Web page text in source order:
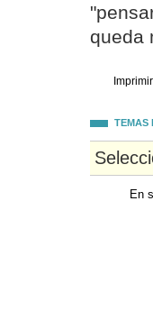
queda
Imprimir
TEMAS
En